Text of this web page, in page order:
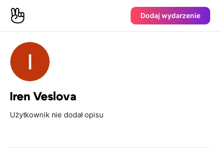
Dodaj wydarzenie
Iren Veslova
Użytkownik nie dodał opisu